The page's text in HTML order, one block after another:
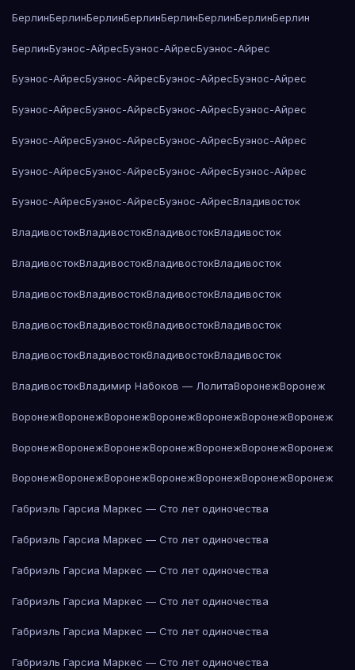
БерлинБерлинБерлинБерлинБерлинБерлинБерлинБерлин
БерлинБуэнос-АйресБуэнос-АйресБуэнос-Айрес
Буэнос-АйресБуэнос-АйресБуэнос-АйресБуэнос-Айрес
Буэнос-АйресБуэнос-АйресБуэнос-АйресБуэнос-Айрес
Буэнос-АйресБуэнос-АйресБуэнос-АйресБуэнос-Айрес
Буэнос-АйресБуэнос-АйресБуэнос-АйресБуэнос-Айрес
Буэнос-АйресБуэнос-АйресБуэнос-АйресВладивосток
ВладивостокВладивостокВладивостокВладивосток
ВладивостокВладивостокВладивостокВладивосток
ВладивостокВладивостокВладивостокВладивосток
ВладивостокВладивостокВладивостокВладивосток
ВладивостокВладивостокВладивостокВладивосток
ВладивостокВладимир Набоков — ЛолитаВоронежВоронеж
ВоронежВоронежВоронежВоронежВоронежВоронежВоронеж
ВоронежВоронежВоронежВоронежВоронежВоронежВоронеж
ВоронежВоронежВоронежВоронежВоронежВоронежВоронеж
Габриэль Гарсиа Маркес — Сто лет одиночества
Габриэль Гарсиа Маркес — Сто лет одиночества
Габриэль Гарсиа Маркес — Сто лет одиночества
Габриэль Гарсиа Маркес — Сто лет одиночества
Габриэль Гарсиа Маркес — Сто лет одиночества
Габриэль Гарсиа Маркес — Сто лет одиночества